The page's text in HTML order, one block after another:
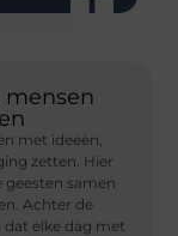
mensen
met ideeën,
zetten. Hier
geesten samen
Achter de
elke dag met